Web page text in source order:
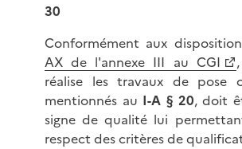
30
Conformément aux
AX de l'annexe III au CGI
réalise les travaux de pose
mentionnés au I-A § 20, doit
signe de qualité lui
respect des critères de